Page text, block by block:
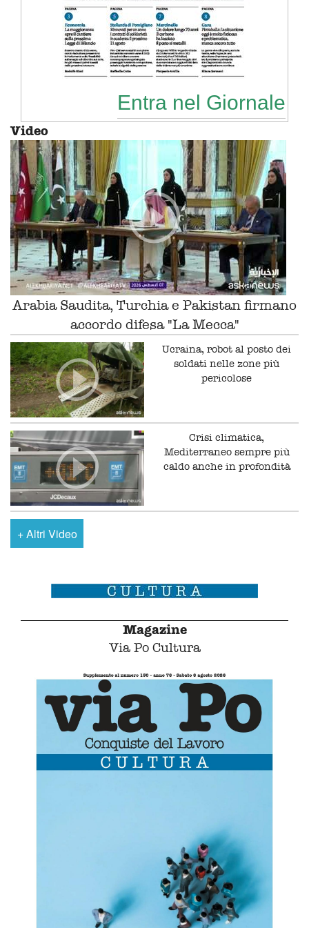
Entra nel Giornale
Video
Arabia Saudita, Turchia e Pakistan firmano
accordo difesa "La Mecca"
Ucraina, robot al posto dei
soldati nelle zone più
pericolose
Crisi climatica,
Mediterraneo sempre più
caldo anche in profondità
+Altri Video
Magazine
Via Po Cultura